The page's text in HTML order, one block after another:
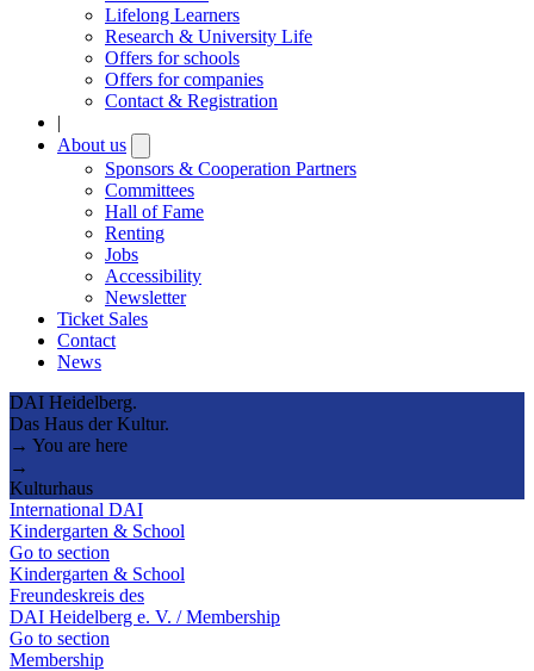
Lifelong Learners
Research & University Life
Offers for schools
Offers for companies
Contact & Registration
|
About us
submenu
Sponsors & Cooperation Partners
Committees
Hall of Fame
Renting
Jobs
Accessibility
Newsletter
Ticket Sales
Contact
News
DAI Heidelberg.
Das Haus der Kultur.
→ You are here
→
Kulturhaus
International DAI
Kindergarten & School
Go to section
Kindergarten & School
Freundeskreis des
DAI Heidelberg e. V. / Membership
Go to section
Membership